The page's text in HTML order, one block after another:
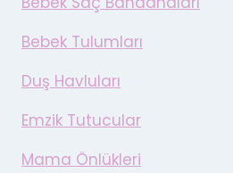
Bebek Tulumları
Duş Havluları
Emzik Tutucular
Mama Önlükleri